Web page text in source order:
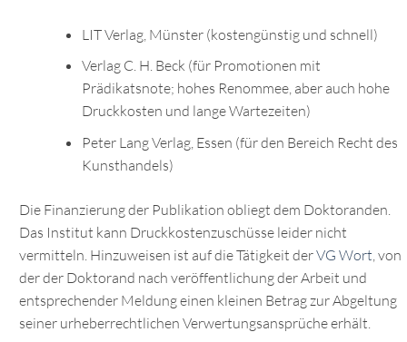
LIT Verlag, Münster (kostengünstig und schnell)
Verlag C. H. Beck (für Promotionen mit
Prädikatsnote; hohes Renommee, aber auch hohe
Druckkosten und lange Wartezeiten)
Peter Lang Verlag, Essen (für den Bereich Recht des
Kunsthandels)
Die Finanzierung der Publikation obliegt dem Doktoranden.
Das Institut kann Druckkostenzuschüsse leider nicht
vermitteln. Hinzuweisen ist auf die Tätigkeit derVG Wort, von
der der Doktorand nach veröffentlichung der Arbeit und
entsprechender Meldung einen kleinen Betrag zur Abgeltung
seiner urheberrechtlichen Verwertungsansprüche erhält.